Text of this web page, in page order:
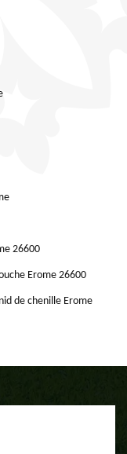
26600
Erome 26600
de chenille Erome